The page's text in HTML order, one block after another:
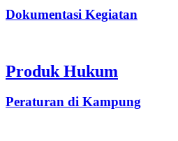
Dokumentasi Kegiatan
Produk Hukum
Peraturan di Kampung